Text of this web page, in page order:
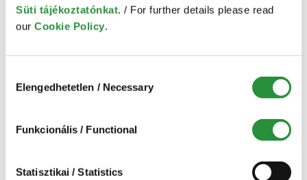
Süti tájékoztatónkat. / For further details please read
our Cookie Policy.
kiválasztása
Elengedhetetlen / Necessary
Funkcionális / Functional
Statisztikai / Statistics
rendelkezésre állással
175,900 Ft